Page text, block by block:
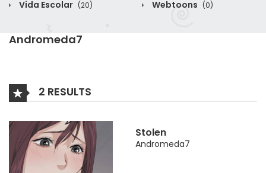
Vida Escolar (20) Webtoons (0)
Andromeda7
2 RESULTS
Stolen
Andromeda7